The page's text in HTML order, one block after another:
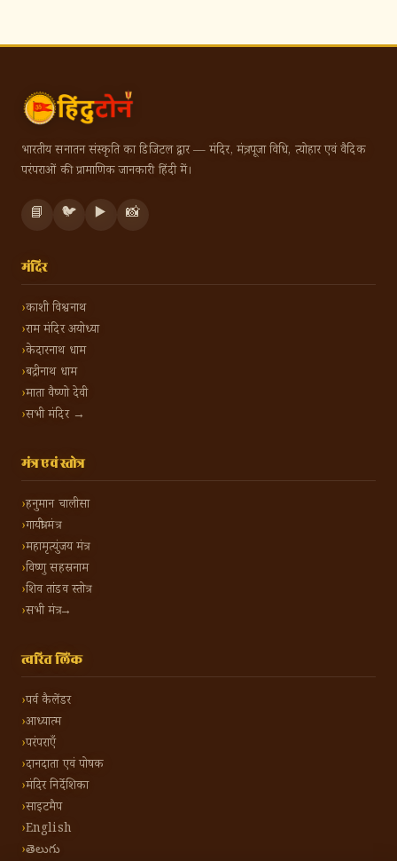
भारतीय सनातन संस्कृति का डिजिटल द्वार — मंदिर, मंत्र, पूजा विधि, त्योहार एवं वैदिक
परंपराओं की प्रामाणिक जानकारी हिंदी में।
📘 🐦 ▶️ 📸
मंदिर
काशी विश्वनाथ
राम मंदिर अयोध्या
केदारनाथ धाम
बद्रीनाथ धाम
माता वैष्णो देवी
सभी मंदिर →
मंत्र एवं स्तोत्र
हनुमान चालीसा
गायत्री मंत्र
महामृत्युंजय मंत्र
विष्णु सहस्रनाम
शिव तांडव स्तोत्र
सभी मंत्र →
त्वरित लिंक
पर्व कैलेंडर
आध्यात्म
परंपराएँ
दानदाता एवं पोषक
मंदिर निर्देशिका
साइटमैप
English
తెలుగు